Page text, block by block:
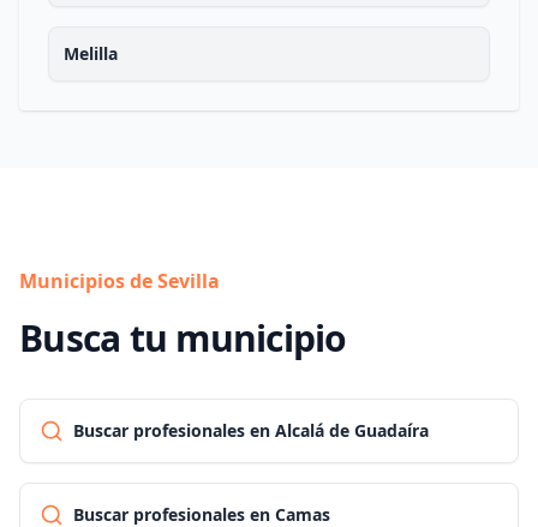
Melilla
Municipios de Sevilla
Busca tu municipio
Buscar profesionales en Alcalá de Guadaíra
Buscar profesionales en Camas